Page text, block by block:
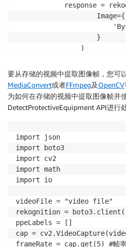
"Height":
"Left":
"Top":
        },
        {
            "BodyParts": [
                {
                        {
response =
                    Image={
                    }
                )
    cap.release()
# 视频流
videoStreamUrl = "rtsp://
frameCaptureThreshold = 300
while (True):
    try:
    except Exception as e:
print("Error:
要从存储的视频中提取图像帧，您可
MediaConvert或者FFmpeg及OpenCV
为如何在存储的视频中提取图像帧并
DetectProtectiveEquipment API进行
import json
import boto3
import cv2
import math
import io
videoFile = "video file"
rekognition =
ppeLabels = []
cap =
frameRate = cap.get(5) #帧